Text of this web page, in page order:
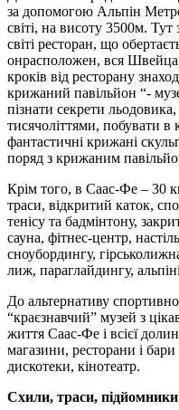
за допомогою Альпін
світі, на висоту 3500м. Тут
світі ресторан, що
онрасположен, вся
кроків від ресторану
крижаний павільйон “-
пізнати секрети
тисячоліттями, побувати
фантастичні крижані
поряд з крижаним
Крім того, в Саас-Фе – 30
траси, відкритий каток,
тенісу та бадмінтону,
сауна, фітнес-центр,
сноубордингу,
лиж, параглайдингу,
До альтернативу
“краєзнавчий” музей з
життя Саас-Фе і всієї
магазини, ресторани і
дискотеки, кінотеатр.
Схили, траси,